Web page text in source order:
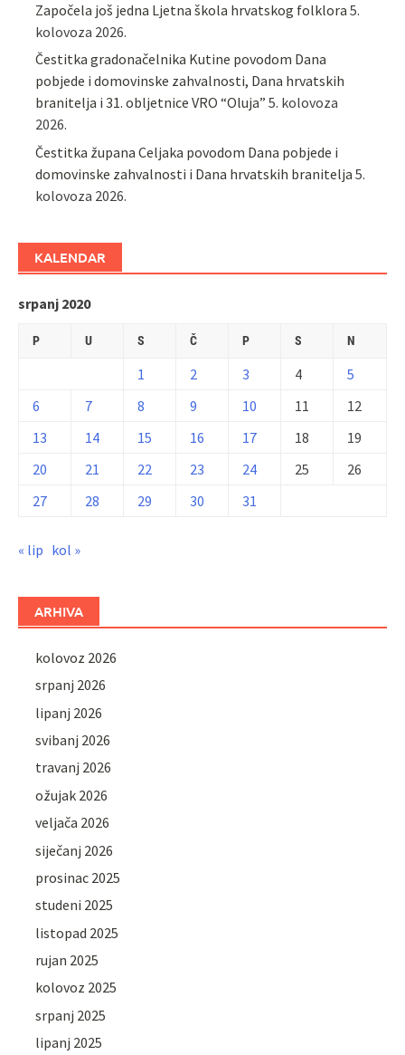
Započela još jedna Ljetna škola hrvatskog folklora 5.
kolovoza 2026.
Čestitka gradonačelnika Kutine povodom Dana
pobjede i domovinske zahvalnosti, Dana hrvatskih
branitelja i 31. obljetnice VRO “Oluja” 5. kolovoza
2026.
Čestitka župana Celjaka povodom Dana pobjede i
domovinske zahvalnosti i Dana hrvatskih branitelja 5.
kolovoza 2026.
KALENDAR
srpanj 2020
P U S Č P S N
1 2 3 4
5
6
7 8 9 10 11
12
13
14 15 16 17 18
19
20
21 22 23 24 25
26
27
28 29 30 31
« lip kol »
ARHIVA
kolovoz 2026
srpanj 2026
lipanj 2026
svibanj 2026
travanj 2026
ožujak 2026
veljača 2026
siječanj 2026
prosinac 2025
studeni 2025
listopad 2025
rujan 2025
kolovoz 2025
srpanj 2025
lipanj 2025